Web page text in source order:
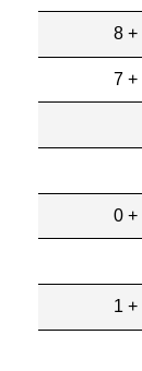
8 +
7 +
0 +
1